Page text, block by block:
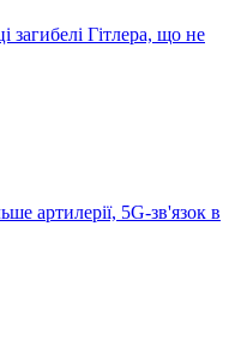
загибелі Гітлера, що не
артилерії, 5G-зв'язок в